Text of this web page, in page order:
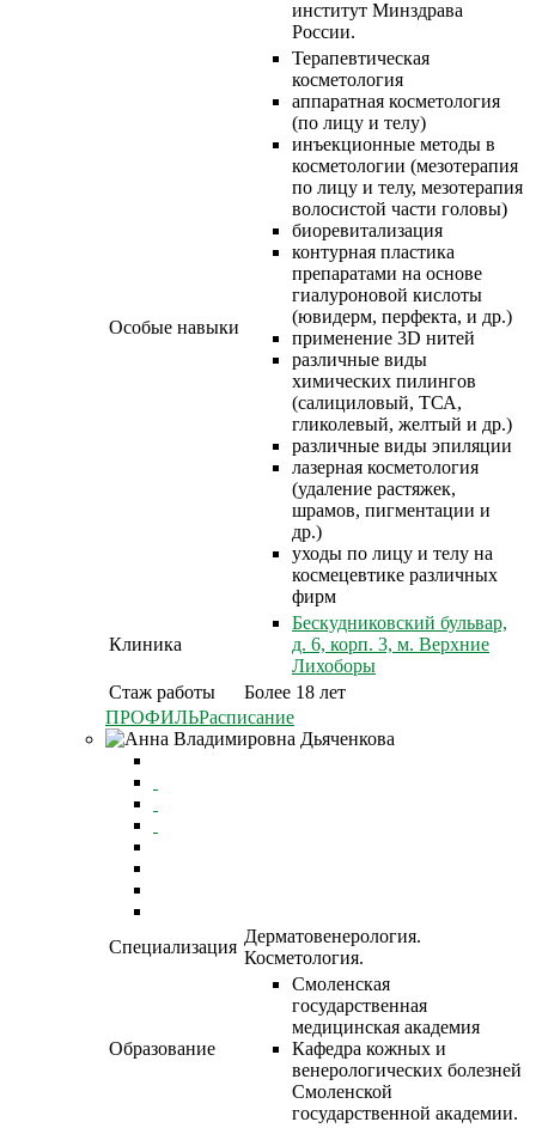
институт Минздрава
России.
Особые навыки
Терапевтическая
косметология
аппаратная косметология
(по лицу и телу)
инъекционные методы в
косметологии (мезотерапия
по лицу и телу, мезотерапия
волосистой части головы)
биоревитализация
контурная пластика
препаратами на основе
гиалуроновой кислоты
(ювидерм, перфекта, и др.)
применение 3D нитей
различные виды
химических пилингов
(салициловый, ТСА,
гликолевый, желтый и др.)
различные виды эпиляции
лазерная косметология
(удаление растяжек,
шрамов, пигментации и
др.)
уходы по лицу и телу на
космецевтике различных
фирм
Клиника
Бескудниковский бульвар,
д. 6, корп. 3, м. Верхние
Лихоборы
Стаж работы
Более 18 лет
ПРОФИЛЬРасписание
Специализация
Дерматовенерология.
Косметология.
Образование
Смоленская
государственная
медицинская академия
Кафедра кожных и
венерологических болезней
Смоленской
государственной академии.